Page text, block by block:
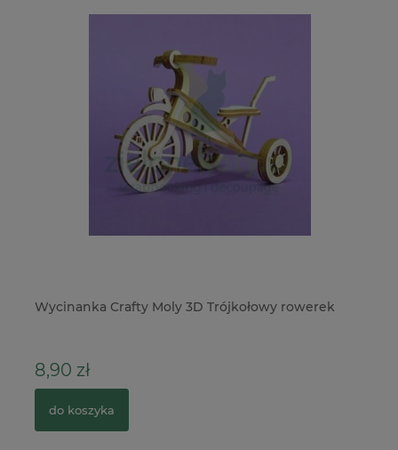
Wycinanka Crafty Moly 3D Trójkołowy rowerek
8,90 zł
do koszyka